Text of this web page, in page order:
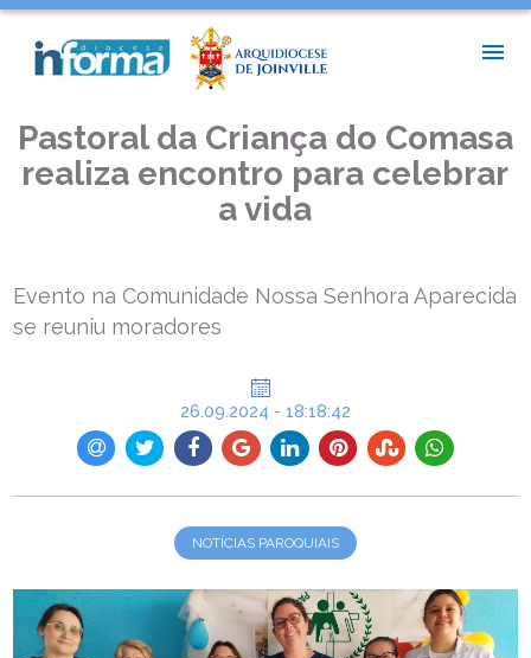
PASTORAL DA CRIANÇA DO COMASA REALIZA ENCONTRO
PARA CELEBRAR A VIDA
Pastoral da Criança do Comasa
realiza encontro para celebrar
a vida
Evento na Comunidade Nossa Senhora Aparecida
se reuniu moradores
26.09.2024 - 18:18:42
NOTÍCIAS PAROQUIAIS